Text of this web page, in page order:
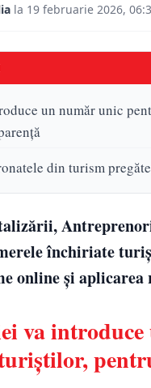
la 19 februarie 2026,
un număr unic
din turism
închiriate
online și
va